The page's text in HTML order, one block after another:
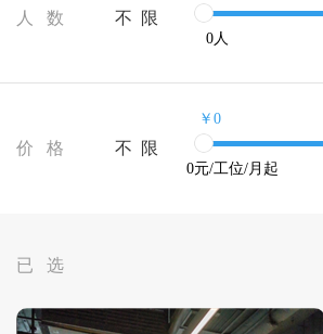
人 数 不 限
0人
价 格 不 限
￥0
0元/工位/月起
已 选